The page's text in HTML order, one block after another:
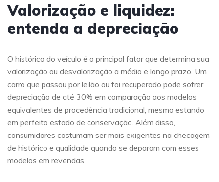
Valorização e liquidez:
entenda a depreciação
O histórico do veículo é o principal fator que determina sua
valorização ou desvalorização a médio e longo prazo. Um
carro que passou por leilão ou foi recuperado pode sofrer
depreciação de até 30% em comparação aos modelos
equivalentes de procedência tradicional, mesmo estando
em perfeito estado de conservação. Além disso,
consumidores costumam ser mais exigentes na checagem
de histórico e qualidade quando se deparam com esses
modelos em revendas.